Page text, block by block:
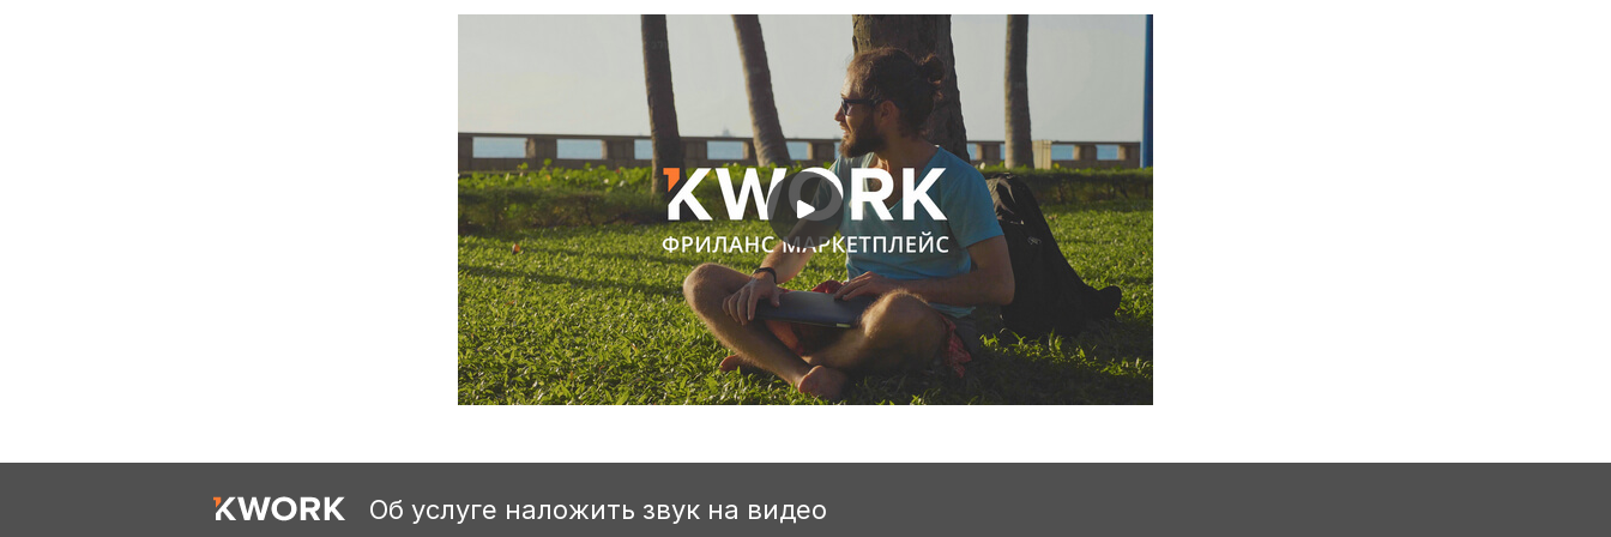
Об услуге наложить звук на видео